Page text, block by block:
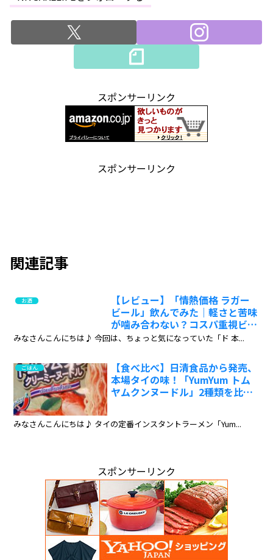
スポンサーリンク
スポンサーリンク
関連記事
お酒
【レビュー】「情熱価格 ラガー
ビール」飲んでみた｜軽さと苦味
が噛み合わない？コスパ重視ビー
ルの実力は？：ワインエキスパー
みなさんこんにちは♪ 今回は、ちょっと気になっていた「ド 本...
ごはん
【食べ比べ】日清食品から発売、
本場タイの味！「YumYum トム
ヤムクンヌードル」2種類を比較
みなさんこんにちは♪ タイの定番インスタントラーメン「Yum...
スポンサーリンク